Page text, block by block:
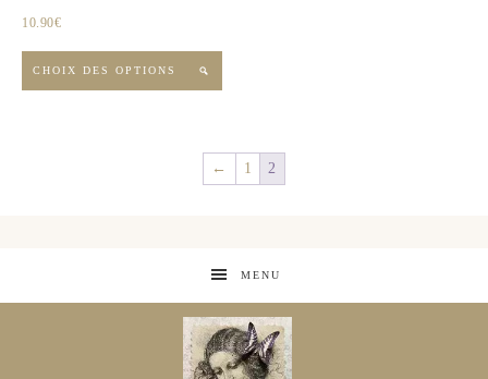
10.90€
CHOIX DES OPTIONS 
← 1 2
MENU